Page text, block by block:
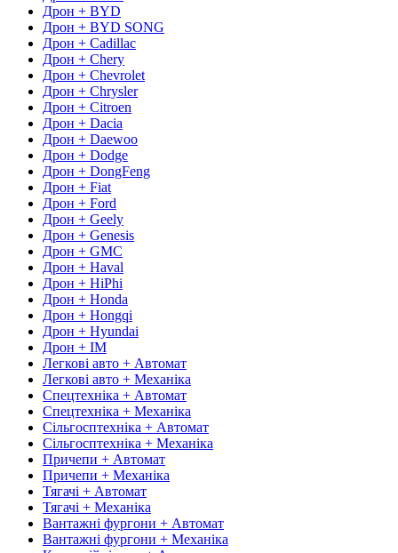
Дрон + BYD
Дрон + BYD SONG
Дрон + Cadillac
Дрон + Chery
Дрон + Chevrolet
Дрон + Chrysler
Дрон + Citroen
Дрон + Dacia
Дрон + Daewoo
Дрон + Dodge
Дрон + DongFeng
Дрон + Fiat
Дрон + Ford
Дрон + Geely
Дрон + Genesis
Дрон + GMC
Дрон + Haval
Дрон + HiPhi
Дрон + Honda
Дрон + Hongqi
Дрон + Hyundai
Дрон + IM
Легкові авто + Автомат
Легкові авто + Механіка
Спецтехніка + Автомат
Спецтехніка + Механіка
Сільгосптехніка + Автомат
Сільгосптехніка + Механіка
Причепи + Автомат
Причепи + Механіка
Тягачі + Автомат
Тягачі + Механіка
Вантажні фургони + Автомат
Вантажні фургони + Механіка